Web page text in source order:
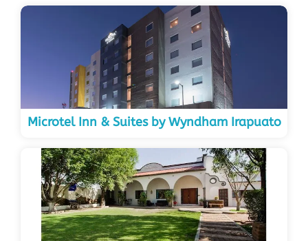
Microtel Inn & Suites by Wyndham Irapuato